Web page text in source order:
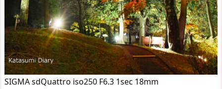
SIGMA sdQuattro iso250 F6.3 1sec 18mm